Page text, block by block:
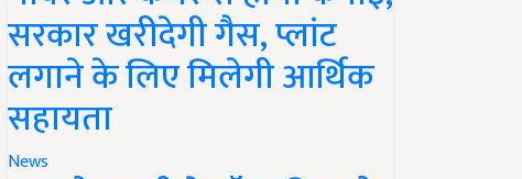
सरकार खरीदेगी गैस, प्लांट
लगाने के लिए मिलेगी आर्थिक
सहायता
News